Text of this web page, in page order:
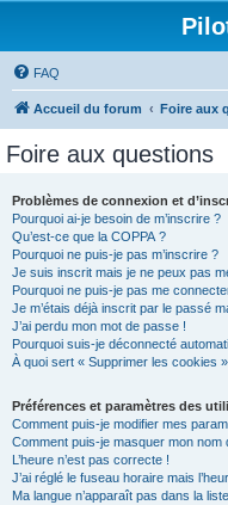
FAQ
Accueil du forum Foire aux
Foire aux questions
Problèmes de connexion et
Pourquoi ai-je besoin de m’inscrire ?
Qu’est-ce que la COPPA ?
Pourquoi ne puis-je pas m’inscrire ?
Je suis inscrit mais je ne peux pas
Pourquoi ne puis-je pas me
Je m’étais déjà inscrit par le passé
J’ai perdu mon mot de passe !
Pourquoi suis-je déconnecté
À quoi sert « Supprimer les cookies
Préférences et paramètres des
Comment puis-je modifier mes
Comment puis-je masquer mon nom
L’heure n’est pas correcte !
J’ai réglé le fuseau horaire mais
Ma langue n’apparaît pas dans la